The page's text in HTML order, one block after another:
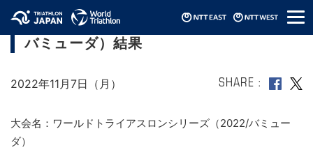
メ
ニ
ワールドトライアスロンシリーズ（2022/
バミューダ）結果
2022年11月7日（月） SHARE
大会名：ワールドトライアスロンシリーズ（2022/バミュー
ダ）